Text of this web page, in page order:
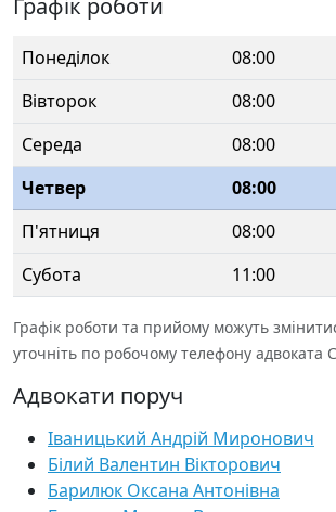
Графік роботи
Понеділок 08:00
Вівторок
08:00
Середа
08:00
Четвер
08:00
П'ятниця
08:00
Субота
11:00
Графік роботи та прийому можуть
уточніть по робочому телефону адвоката
Адвокати поруч
Іваницький Андрій Миронович
Білий Валентин Вікторович
Барилюк Оксана Антонівна